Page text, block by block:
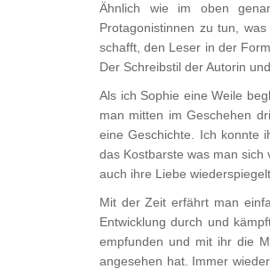
Ähnlich wie im oben
Protagonistinnen zu tun,
schafft, den Leser in der
Der Schreibstil der Autorin
Als ich Sophie eine Weile
man mitten im Geschehen
eine Geschichte. Ich konnte
das Kostbarste was man sich
auch ihre Liebe
Mit der Zeit erfährt man
Entwicklung durch und
empfunden und mit ihr die
angesehen hat. Immer